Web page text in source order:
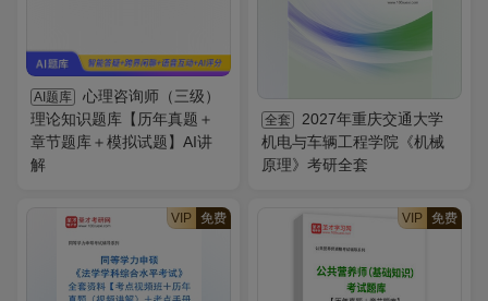
AI题库
心理咨询师（三级）
理论知识题库【历年真题＋
章节题库＋模拟试题】AI讲
解
全套
2027年重庆交通大学
机电与车辆工程学院《机械
原理》考研全套
VIP 免费 VIP 免费